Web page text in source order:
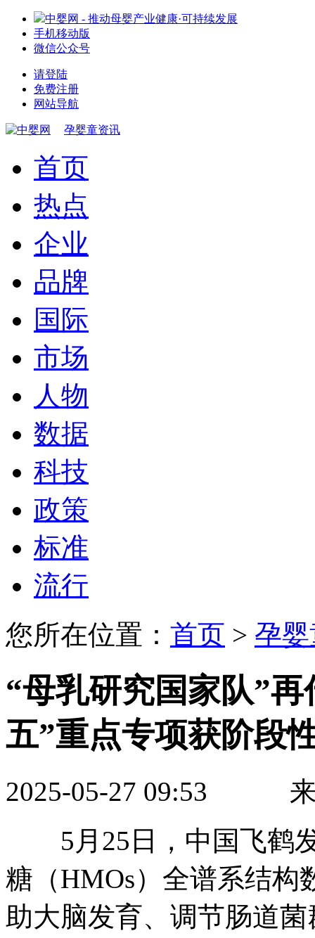
中婴网 - 推动母婴产业健康·可持续发展
手机移动版
微信公众号
请登陆
免费注册
网站导航
孕婴童资讯
首页
热点
企业
品牌
国际
市场
人物
数据
科技
政策
标准
流行
您所在位置： 首页 > 孕
“母乳研究国家队”
五”重点专项获阶段
2025-05-27 09:53 来
5月25日，中国飞鹤发
糖（HMOs）全谱系结构
助大脑发育、调节肠道